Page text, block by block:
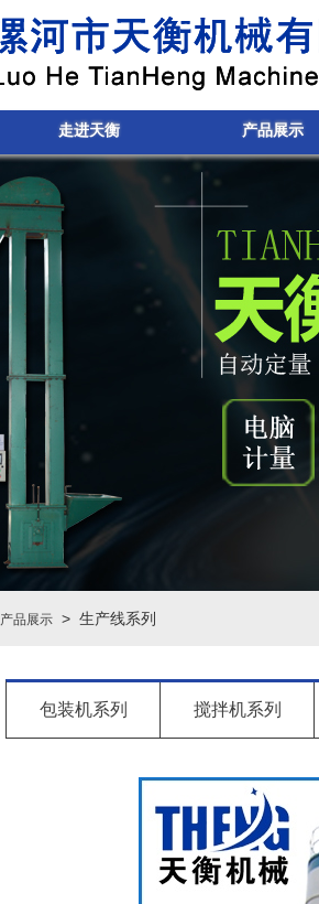
走进天衡 产品展示
产品展示 > 生产线系列
包装机系列 搅拌机系列